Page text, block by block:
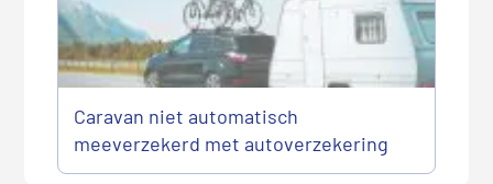
Caravan niet automatisch
meeverzekerd met autoverzekering